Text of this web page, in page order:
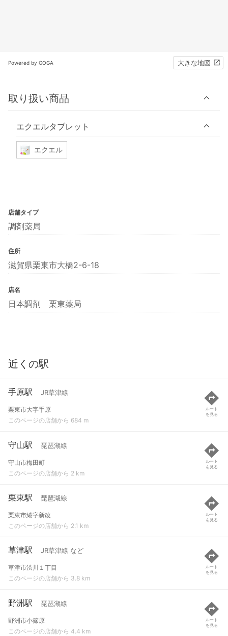
Powered by GOGA 大きな地図
取り扱い商品
エクエルタブレット
エクエル
店舗タイプ
調剤薬局
住所
滋賀県栗東市大橋2-6-18
店名
日本調剤 栗東薬局
近くの駅
手原駅 JR草津線
栗東市大字手原
このページの店舗から 684 m
ルート
を見る
守山駅 琵琶湖線
守山市梅田町
このページの店舗から 2 km
ルート
を見る
栗東駅 琵琶湖線
栗東市綣字新改
このページの店舗から 2.1 km
ルート
を見る
草津駅 JR草津線 など
草津市渋川１丁目
このページの店舗から 3.8 km
ルート
を見る
野洲駅 琵琶湖線
野洲市小篠原
このページの店舗から 4.4 km
ルート
を見る